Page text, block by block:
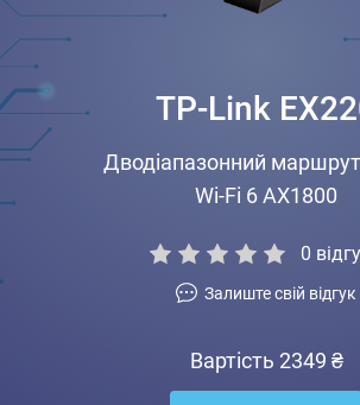
TP-Link
Дводіапазонний
Wi-Fi 6 AX1800
0
Залиште свій відгук
Вартість 2349 ₴